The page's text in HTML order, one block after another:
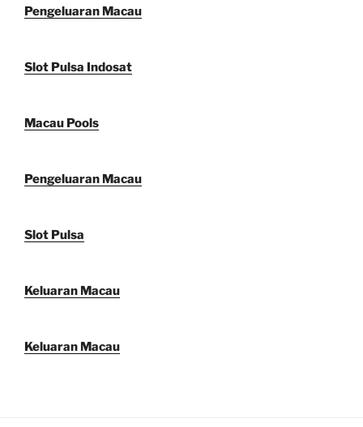
Pengeluaran Macau
Slot Pulsa Indosat
Macau Pools
Pengeluaran Macau
Slot Pulsa
Keluaran Macau
Keluaran Macau